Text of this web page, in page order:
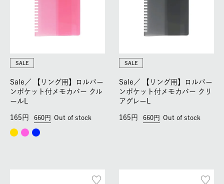
SALE
Sale／
【リング用】ロルバー
ンポケット付メモカバー クル
ールL
660
165 Out of stock
SALE
Sale／
【リング用】ロルバー
ンポケット付メモカバー クリ
アグレーL
660
165 Out of stock